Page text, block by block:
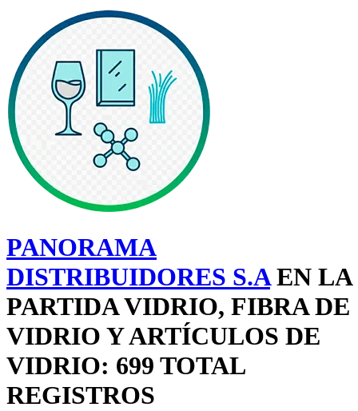
PANORAMA
DISTRIBUIDORES S.AEN LA
PARTIDA VIDRIO, FIBRA DE
VIDRIO Y ARTÍCULOS DE
VIDRIO: 699 TOTAL
REGISTROS